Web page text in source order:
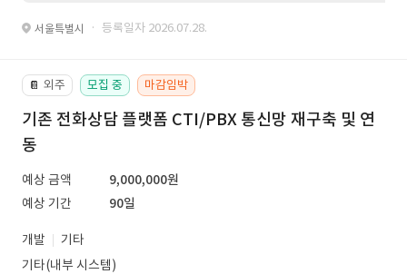
서울특별시 · 등록일자 2026.07.28.
📔 외주 모집 중 마감임박
기존 전화상담 플랫폼 CTI/PBX 통신망 재구축 및 연
동
예상 금액
9,000,000원
예상 기간
90일
개발
기타
기타(내부 시스템)